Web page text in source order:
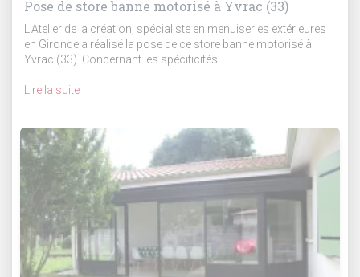
Pose de store banne motorisé à Yvrac (33)
L'Atelier de la création, spécialiste en menuiseries extérieures
en Gironde a réalisé la pose de ce store banne motorisé à
Yvrac (33). Concernant les spécificités ...
Lire la suite